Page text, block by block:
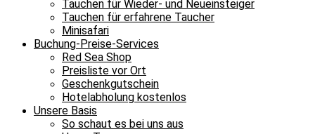
Tauchen für Wieder- und Neueinsteiger
Tauchen für erfahrene Taucher
Minisafari
Buchung-Preise-Services
Red Sea Shop
Preisliste vor Ort
Geschenkgutschein
Hotelabholung kostenlos
Unsere Basis
So schaut es bei uns aus